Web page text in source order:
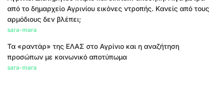
από το δημαρχείο Αγρινίου εικόνες ντροπής. Κανείς από τους
αρμόδιους δεν βλέπει;
sara-mara
Τα «ραντάρ» της ΕΛΑΣ στο Αγρίνιο και η αναζήτηση
προσώπων με κοινωνικό αποτύπωμα
sara-mara